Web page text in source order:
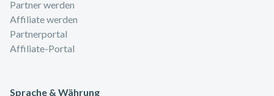
Partner werden
Affiliate werden
Partnerportal
Affiliate-Portal
Sprache & Währung